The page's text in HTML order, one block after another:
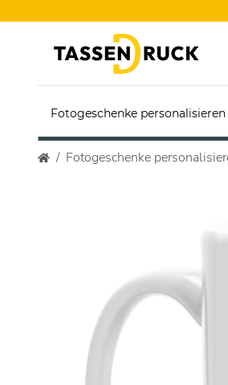
Fotogeschenke personalisieren
Fotogeschenke